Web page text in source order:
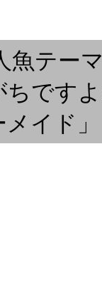
祈りと音楽『ご奉納
魚テー
です
イド」